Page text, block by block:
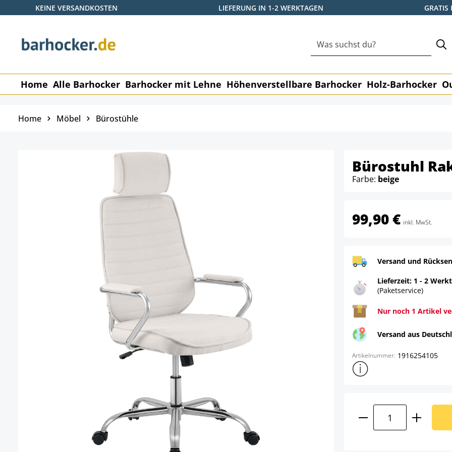
Hauptinhalt springen
Zur Suche springen
Zur Hauptnavigation springen
KEINE VERSANDKOSTEN LIEFERUNG IN 1-2 WERKTAGEN GRATIS
Home Alle Barhocker Barhocker mit Lehne Höhenverstellbare Barhocker Holz-Barhocker
Home Möbel Bürostühle
Bürostuhl
Farbe: beige
99,90 € inkl. MwSt.
Versand und
Lieferzeit: 1 - 2
(Paketservice)
Nur noch 1 Artikel
Versand aus
Artikelnummer: 1916254105
Weitere
Produkt Anzahl: